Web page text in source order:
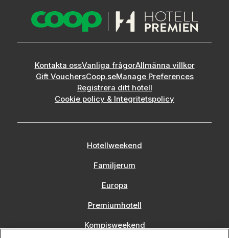
Kontakta ossVanliga frågorAllmänna villkor
Gift VouchersCoop.seManage Preferences
Registrera ditt hotell
Cookie policy & Integritetspolicy
Hotellweekend
Familjerum
Europa
Premiumhotell
Kompisweekend